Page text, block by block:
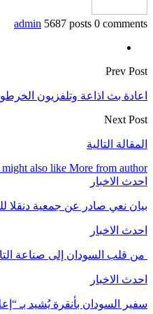
admin 5687 posts 0 comments
Prev Post
اعادة بث اذاعة وتلفزيون
Next Post
المقالة التالية
also like More from author
احدث الاخبار
بيان نعي صادر عن جمعية دنقلا
احدث الاخبار
من قلب السودان إلى صناعة
احدث الاخبار
سفير السودان بأنقرة يُشيد بـ